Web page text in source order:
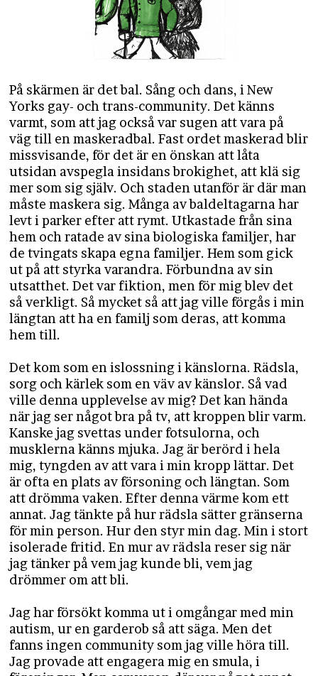
På skärmen är det bal. Sång och dans, i New
Yorks gay- och trans-community. Det känns
varmt, som att jag också var sugen att vara på
väg till en maskeradbal. Fast ordet maskerad blir
missvisande, för det är en önskan att låta
utsidan avspegla insidans brokighet, att klä sig
mer som sig själv. Och staden utanför är där man
måste maskera sig. Många av baldeltagarna har
levt i parker efter att rymt. Utkastade från sina
hem och ratade av sina biologiska familjer, har
de tvingats skapa egna familjer. Hem som gick
ut på att styrka varandra. Förbundna av sin
utsatthet. Det var fiktion, men för mig blev det
så verkligt. Så mycket så att jag ville förgås i min
längtan att ha en familj som deras, att komma
hem till.
Det kom som en islossning i känslorna. Rädsla,
sorg och kärlek som en väv av känslor. Så vad
ville denna upplevelse av mig? Det kan hända
när jag ser något bra på tv, att kroppen blir varm.
Kanske jag svettas under fotsulorna, och
musklerna känns mjuka. Jag är berörd i hela
mig, tyngden av att vara i min kropp lättar. Det
är ofta en plats av försoning och längtan. Som
att drömma vaken. Efter denna värme kom ett
annat. Jag tänkte på hur rädsla sätter gränserna
för min person. Hur den styr min dag. Min i stort
isolerade fritid. En mur av rädsla reser sig när
jag tänker på vem jag kunde bli, vem jag
drömmer om att bli.
Jag har försökt komma ut i omgångar med min
autism, ur en garderob så att säga. Men det
fanns ingen community som jag ville höra till.
Jag provade att engagera mig en smula, i